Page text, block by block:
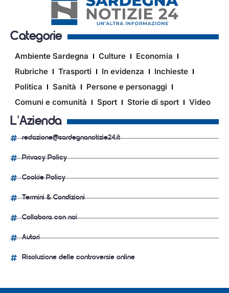
Categorie
Ambiente Sardegna Culture
Economia
Rubriche
Trasporti In evidenza
Inchieste
Politica
Sanità
Persone e personaggi
Comuni e comunità
Sport Storie di sport Video
L'Azienda
redazione@sardegnanotizie24.it
Privacy Policy
Cookie Policy
Termini & Condizioni
Collabora con noi
Autori
Risoluzione delle controversie online